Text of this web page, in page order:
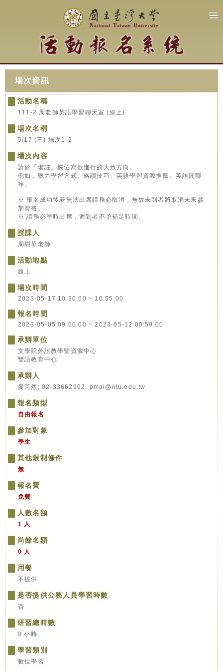
場次資訊
活動名稱
111-2 周老師英語學習聊天室 (線上)
場次名稱
5/17 (三) 場次1-2
場次內容
請於「備註」欄位寫欲進行的大致方向。
例如，聽力學習方式、略讀技巧、英語學習資源推薦、英語閒聊
等。
※ 報名成功後若無法出席請務必取消，無故未到者將取消未來參
加資格。
※ 請務必準時出席，遲到者不予補足時間。
授課人
周樹華老師
活動地點
線上
場次時間
2023-05-17 10:30:00 ~ 10:55:00
報名時間
2023-05-05 09:00:00 ~ 2023-05-12 00:59:00
承辦單位
文學院外語教學暨資源中心
雙語教育中心
承辦人
麥芃然; 02-33662902; pmai@ntu.edu.tw
報名類型
自由報名
參加對象
學生
其他限制條件
無
報名費
免費
人數名額
1 人
尚餘名額
0 人
用餐
不提供
是否提供公務人員學習時數
否
研習總時數
0 小時
學習類別
數位學習